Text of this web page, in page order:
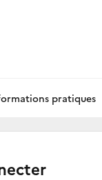
pratiques